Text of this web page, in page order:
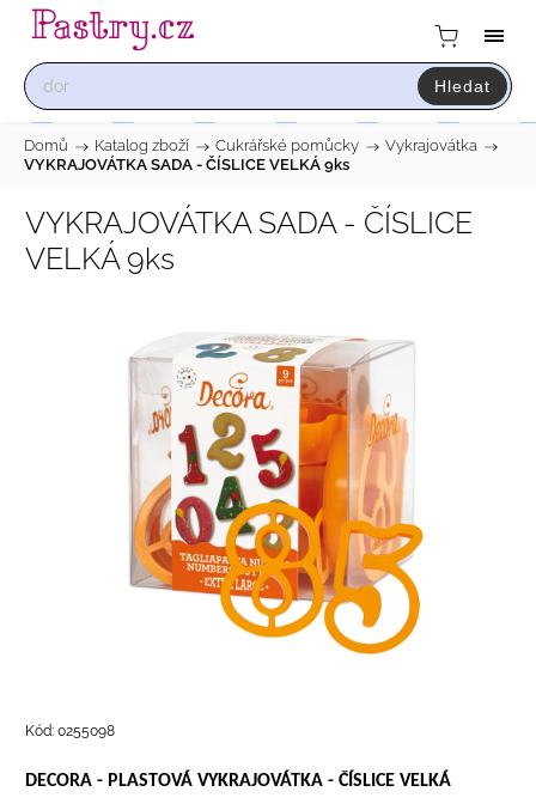
Hledat
Domů / Katalog zboží / Cukrářské pomůcky / Vykrajovátka /
VYKRAJOVÁTKA SADA - ČÍSLICE VELKÁ 9ks
VYKRAJOVÁTKA SADA - ČÍSLICE
VELKÁ 9ks
Kód: 0255098
DECORA - PLASTOVÁ VYKRAJOVÁTKA - ČÍSLICE VELKÁ